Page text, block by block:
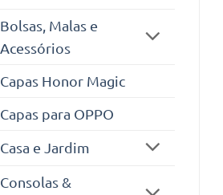
Bolsas, Malas e
Acessórios
Capas Honor Magic
Capas para OPPO
Casa e Jardim
Consolas &